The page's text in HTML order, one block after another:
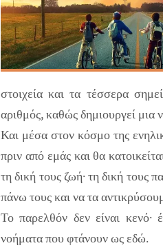
στοιχεία και τα τέσσερα
αριθμός, καθώς δημιουργεί
Και μέσα στον κόσμο της
πριν από εμάς και θα
τη δική τους ζωή· τη δική τους
πάνω τους και να τα
Το παρελθόν δεν είναι
νοήματα που φτάνουν ως εδώ.